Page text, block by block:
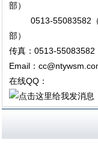
部）
0513-55083582（
部）
传真：0513-55083582
Email：
在线QQ：